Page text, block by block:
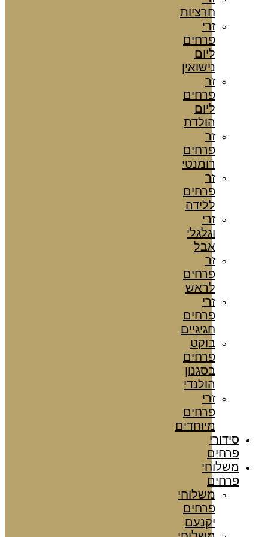
חרציות
זרי
פרחים
ליום
נישואין
זר
פרחים
ליום
הולדת
זר
פרחים
רומנטי
זר
פרחים
ללידה
זרי
וגלגלי
אבל
זר
פרחים
לראש
זרי
פרחים
חגיגיים
בוקט
פרחים
בסגנון
הולנדי
זרי
פרחים
מיוחדים
סידורי
פרחים
משלוחי
פרחים
משלוחי
פרחים
יקנעם